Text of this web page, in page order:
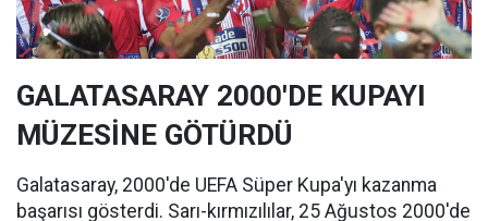
GALATASARAY 2000'DE KUPAYI
MÜZESİNE GÖTÜRDÜ
Galatasaray, 2000'de UEFA Süper Kupa'yı kazanma
başarısı gösterdi. Sarı-kırmızılılar, 25 Ağustos 2000'de